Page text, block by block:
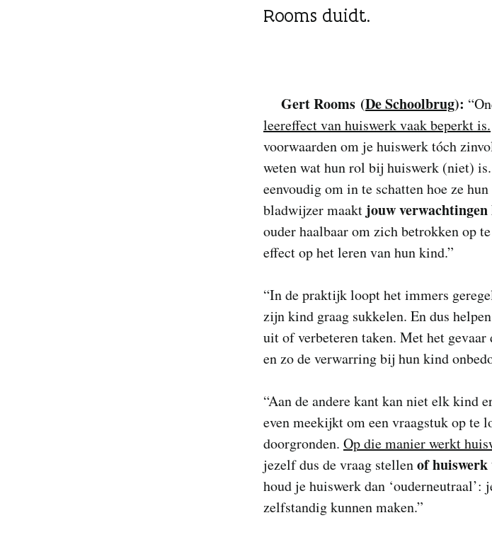
Rooms duidt.
Gert Rooms (De Schoolbrug):
leereffect van huiswerk vaak beperkt is.
voorwaarden om je huiswerk tóch
weten wat hun rol bij huiswerk (niet)
eenvoudig om in te schatten hoe ze
bladwijzer maakt jouw
ouder haalbaar om zich betrokken op
effect op het leren van hun kind.”
“In de praktijk loopt het immers
zijn kind graag sukkelen. En dus
uit of verbeteren taken. Met het gevaar
en zo de verwarring bij hun kind
“Aan de andere kant kan niet elk kind
even meekijkt om een vraagstuk op te
doorgronden. Op die manier werkt
jezelf dus de vraag stellenof huiswerk
houd je huiswerk dan ‘ouderneutraal’:
zelfstandig kunnen maken.”